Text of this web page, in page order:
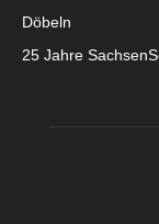
Döbeln
25 Jahre